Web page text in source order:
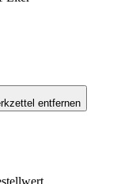
entfernen